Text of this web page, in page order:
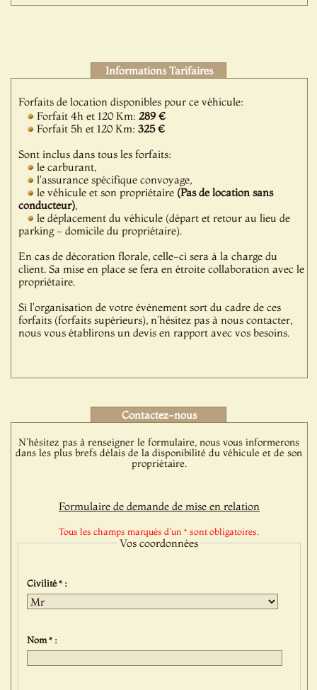
Informations Tarifaires
Forfaits de location disponibles pour ce véhicule:
Forfait 4h et 120 Km:289 €
Forfait 5h et 120 Km:325 €
Sont inclus dans tous les forfaits:
le carburant,
l'assurance spécifique convoyage,
le véhicule et son propriétaire (Pas de location sans
conducteur),
le déplacement du véhicule (départ et retour au lieu de
parking - domicile du propriétaire).
En cas de décoration florale, celle-ci sera à la charge du
client. Sa mise en place se fera en étroite collaboration avec le
propriétaire.
Si l'organisation de votre événement sort du cadre de ces
forfaits (forfaits supérieurs), n'hésitez pas à nous contacter,
nous vous établirons un devis en rapport avec vos besoins.
Contactez-nous
N'hésitez pas à renseigner le formulaire, nous vous informerons
dans les plus brefs délais de la disponibilité du véhicule et de son
propriétaire.
Formulaire de demande de mise en relation
Tous les champs marqués d'un * sont obligatoires.
Vos coordonnées
Civilité * :
Nom * :